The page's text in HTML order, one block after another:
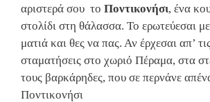
αριστερά σου το Ποντικονήσι, ένα
στολίδι στη θάλασσα. Το ερωτεύεσαι
ματιά και θες να πας. Αν έρχεσαι απ’
σταματήσεις στο χωριό Πέραμα, στα
τους βαρκάρηδες, που σε περνάνε
Ποντικονήσι